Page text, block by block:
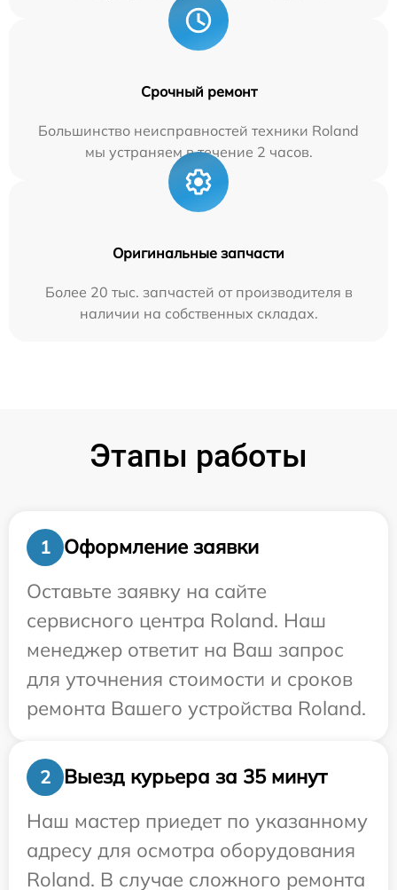
Срочный ремонт
Большинство неисправностей техники Roland
мы устраняем в течение 2 часов.
Оригинальные запчасти
Более 20 тыс. запчастей от производителя в
наличии на собственных складах.
Этапы работы
1
Оформление заявки
Оставьте заявку на сайте
сервисного центра Roland. Наш
менеджер ответит на Ваш запрос
для уточнения стоимости и сроков
ремонта Вашего устройства Roland.
2
Выезд курьера за 35 минут
Наш мастер приедет по указанному
адресу для осмотра оборудования
Roland. В случае сложного ремонта